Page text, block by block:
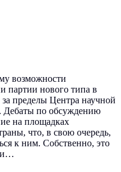
возможности
партии нового типа в
пределы Центра научной
Дебаты по обсуждению
на площадках
что, в свою очередь,
к ним. Собственно, это